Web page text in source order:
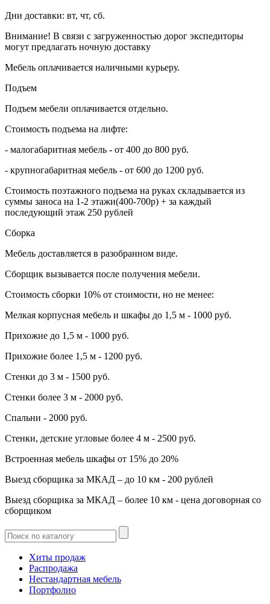
Дни доставки: вт, чт, сб.
Внимание! В связи с загруженностью дорог экспедиторы
могут предлагать ночную доставку
Мебель оплачивается наличными курьеру.
Подъем
Подъем мебели оплачивается отдельно.
Стоимость подъема на лифте:
- малогабаритная мебель - от 400 до 800 руб.
- крупногабаритная мебель - от 600 до 1200 руб.
Стоимость поэтажного подъема на руках складывается из
суммы заноса на 1-2 этажи(400-700р) + за каждый
последующий этаж 250 рублей
Сборка
Мебель доставляется в разобранном виде.
Сборщик вызывается после получения мебели.
Стоимость сборки 10% от стоимости, но не менее:
Мелкая корпусная мебель и шкафы до 1,5 м - 1000 руб.
Прихожие до 1,5 м - 1000 руб.
Прихожие более 1,5 м - 1200 руб.
Стенки до 3 м - 1500 руб.
Стенки более 3 м - 2000 руб.
Спальни - 2000 руб.
Стенки, детские угловые более 4 м - 2500 руб.
Встроенная мебель шкафы от 15% до 20%
Выезд сборщика за МКАД – до 10 км - 200 рублей
Выезд сборщика за МКАД – более 10 км - цена договорная со
сборщиком
Хиты продаж
Распродажа
Нестандартная мебель
Портфолио